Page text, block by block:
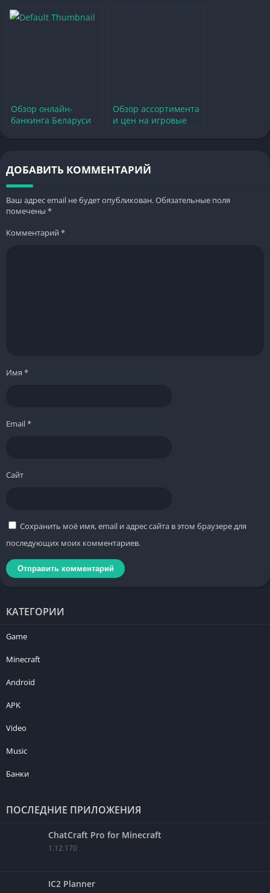
пошаговая
Обзор онлайн-
банкинга Беларуси
Обзор ассортимента
и цен на игровые
ДОБАВИТЬ КОММЕНТАРИЙ
Ваш адрес email не будет опубликован.Обязательные поля
помечены *
Комментарий*
Имя *
Email*
Сайт
Сохранить моё имя, email и адрес сайта в этом браузере для
последующих моих комментариев.
КАТЕГОРИИ
Game
Minecraft
Android
APK
Video
Music
Банки
ПОСЛЕДНИЕ ПРИЛОЖЕНИЯ
ChatCraft Pro for Minecraft
1.12.170
IC2 Planner